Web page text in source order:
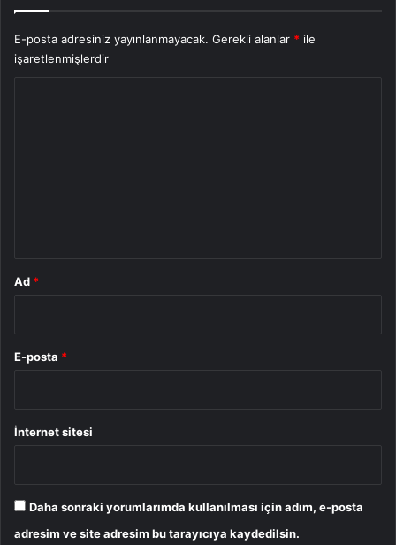
E-posta adresiniz yayınlanmayacak. Gerekli alanlar * ile
işaretlenmişlerdir
Ad *
E-posta *
İnternet sitesi
Daha sonraki yorumlarımda kullanılması için adım, e-posta
adresim ve site adresim bu tarayıcıya kaydedilsin.